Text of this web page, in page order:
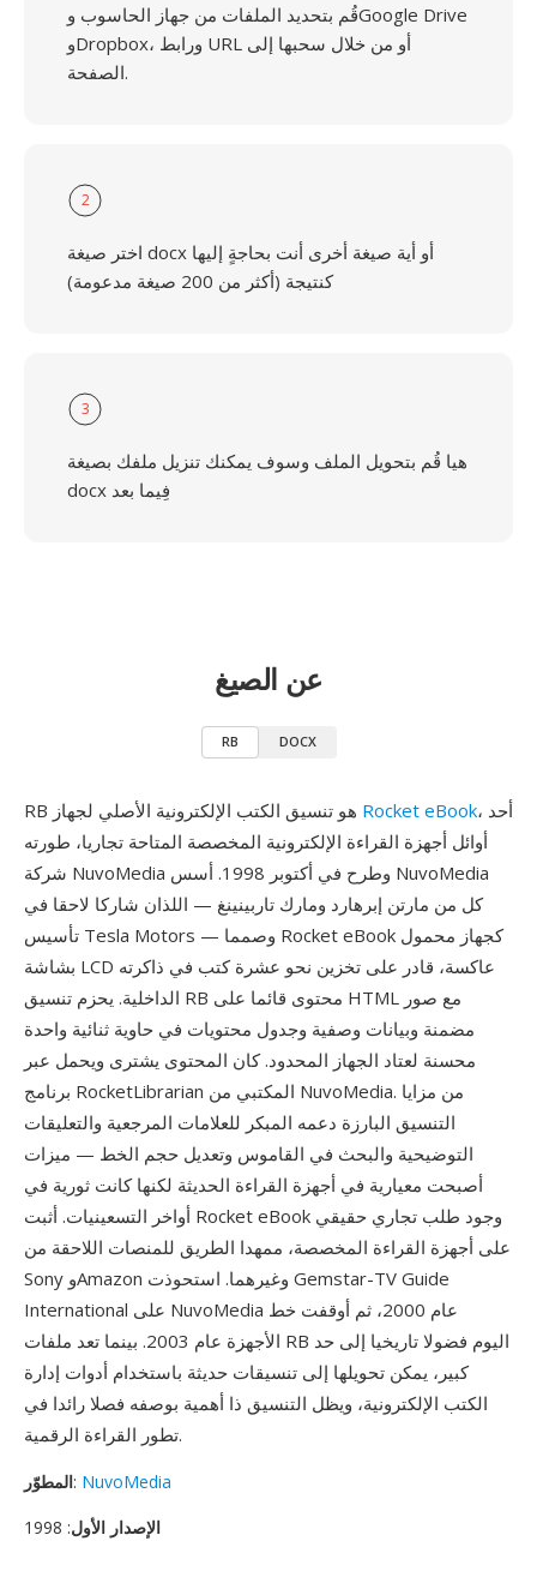
قُم بتحديد الملفات من جهاز الحاسوب وGoogle Drive
وDropbox، ورابط URL أو من خلال سحبها إلى
الصفحة.
2
اختر صيغة docx أو أية صيغة أخرى أنت بحاجةٍ إليها
كنتيجة (أكثر من 200 صيغة مدعومة)
3
هيا قُم بتحويل الملف وسوف يمكنك تنزيل ملفك بصيغة
docx فِيما بعد
عن الصيغ
RB DOCX
Rocket eBook، أحد
أوائل أجهزة القراءة الإلكترونية المخصصة المتاحة تجاريا، طورته
شركة NuvoMedia وطرح في أكتوبر 1998. أسس NuvoMedia
كل من مارتن إبرهارد ومارك تاربينينغ — اللذان شاركا لاحقا في
تأسيس Tesla Motors — وصمما Rocket eBook كجهاز محمول
بشاشة LCD عاكسة، قادر على تخزين نحو عشرة كتب في ذاكرته
الداخلية. يحزم تنسيق RB محتوى قائما على HTML مع صور
مضمنة وبيانات وصفية وجدول محتويات في حاوية ثنائية واحدة
محسنة لعتاد الجهاز المحدود. كان المحتوى يشترى ويحمل عبر
برنامج RocketLibrarian المكتبي من NuvoMedia. من مزايا
التنسيق البارزة دعمه المبكر للعلامات المرجعية والتعليقات
التوضيحية والبحث في القاموس وتعديل حجم الخط — ميزات
أصبحت معيارية في أجهزة القراءة الحديثة لكنها كانت ثورية في
أواخر التسعينيات. أثبت Rocket eBook وجود طلب تجاري حقيقي
على أجهزة القراءة المخصصة، ممهدا الطريق للمنصات اللاحقة من
Sony وAmazon وغيرهما. استحوذت Gemstar-TV Guide
International على NuvoMedia عام 2000، ثم أوقفت خط
الأجهزة عام 2003. بينما تعد ملفات RB اليوم فضولا تاريخيا إلى حد
كبير، يمكن تحويلها إلى تنسيقات حديثة باستخدام أدوات إدارة
الكتب الإلكترونية، ويظل التنسيق ذا أهمية بوصفه فصلا رائدا في
تطور القراءة الرقمية.
المطوّر: NuvoMedia
الإصدار الأول: 1998